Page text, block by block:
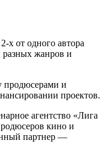
х от одного автора
разных жанров и
продюсерами и
проектов.
агентство «Лига
кино и
партнер —